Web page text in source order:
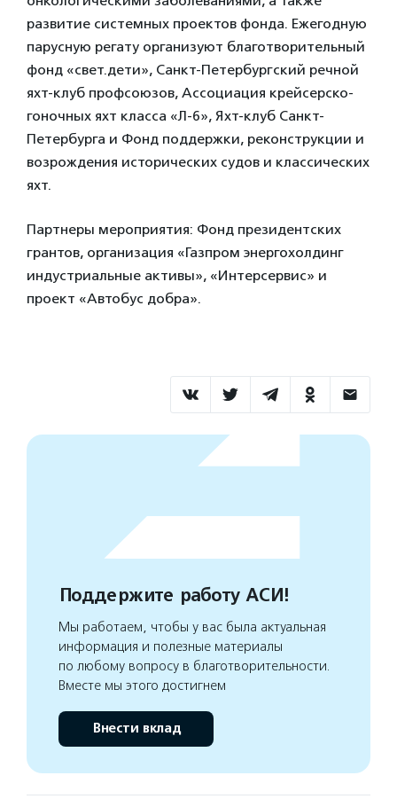
развитие системных проектов фонда. Ежегодную
парусную регату организуют благотворительный
фонд «свет.дети», Санкт-Петербургский речной
яхт-клуб профсоюзов, Ассоциация крейсерско-
гоночных яхт класса «Л-6», Яхт-клуб Санкт-
Петербурга и Фонд поддержки, реконструкции и
возрождения исторических судов и классических
яхт.
Партнеры мероприятия: Фонд президентских
грантов, организация «Газпром энергохолдинг
индустриальные активы», «Интерсервис» и
проект «Автобус добра».
Поддержите работу АСИ!
Мы работаем, чтобы у вас была актуальная
информация и полезные материалы
по любому вопросу в благотворительности.
Вместе мы этого достигнем
Внести вклад